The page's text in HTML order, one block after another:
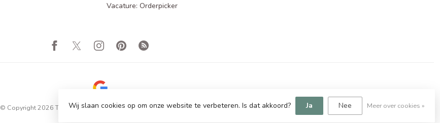
Vacature: Orderpicker
© Copyright 2026 Totale Showroom Leegverkoop! Tot 80% Korting
Wij slaan cookies op om onze website te verbeteren. Is dat akkoord? Ja Nee Meer over cookies »